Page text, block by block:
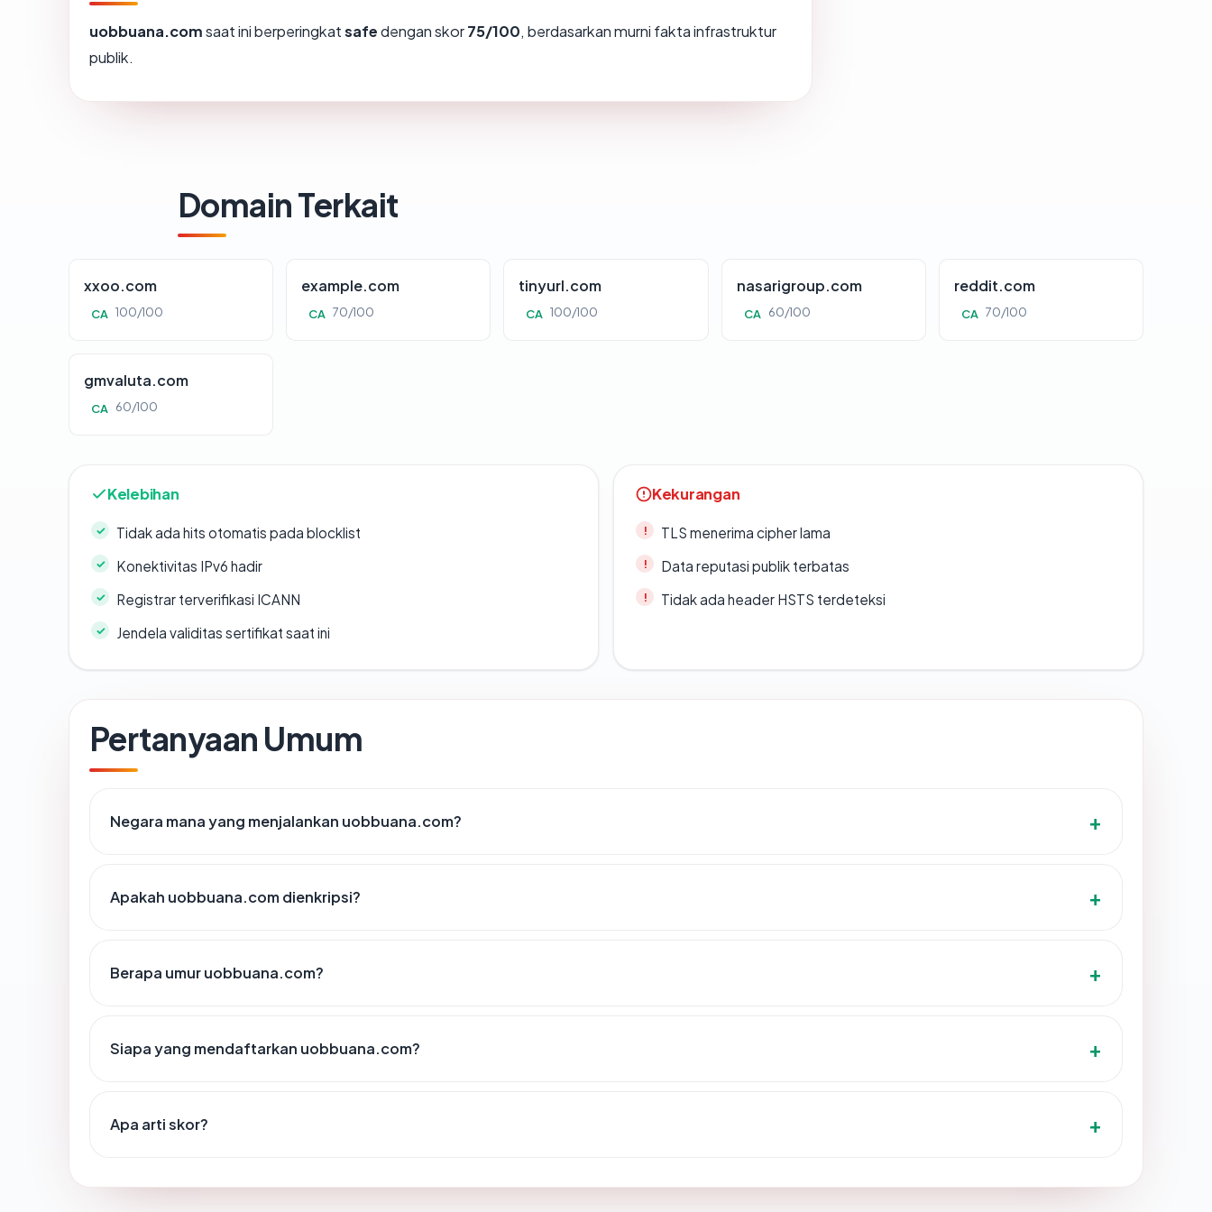
uobbuana.comsaat ini berperingkatsafedengan skor75/100, berdasarkan murni fakta infrastruktur
publik.
Domain Terkait
xxoo.com
CA 100/100
example.com
CA 70/100
tinyurl.com
CA 100/100
nasarigroup.com
CA 60/100
reddit.com
CA 70/100
gmvaluta.com
CA 60/100
Kelebihan
Tidak ada hits otomatis pada blocklist
Konektivitas IPv6 hadir
Registrar terverifikasi ICANN
Jendela validitas sertifikat saat ini
Kekurangan
TLS menerima cipher lama
Data reputasi publik terbatas
Tidak ada header HSTS terdeteksi
Pertanyaan Umum
Negara mana yang menjalankan uobbuana.com?
Apakah uobbuana.com dienkripsi?
Berapa umur uobbuana.com?
Siapa yang mendaftarkan uobbuana.com?
Apa arti skor?